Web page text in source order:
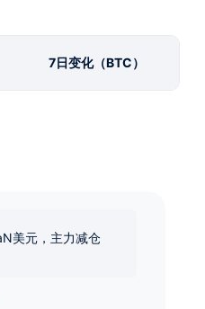
7日变化（BTC）
美元，主力减仓